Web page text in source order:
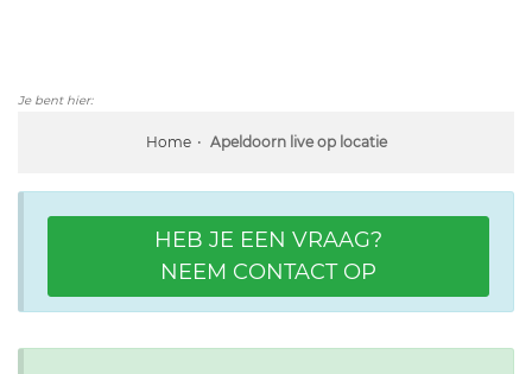
Je bent hier:
Home Apeldoorn live op locatie
HEB JE EEN VRAAG?
NEEM CONTACT OP